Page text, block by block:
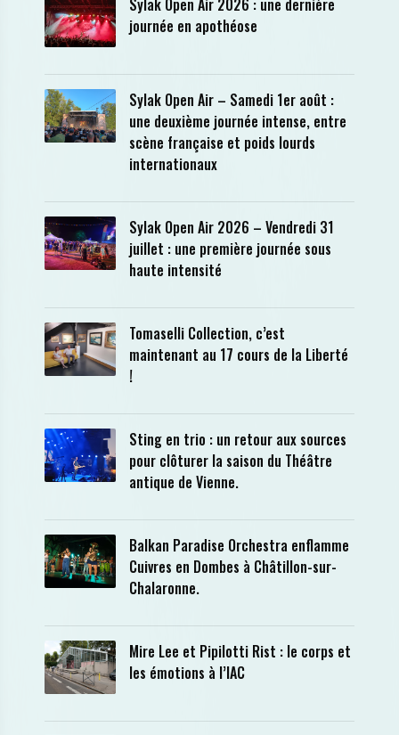
Sylak Open Air 2026 : une dernière
journée en apothéose
Sylak Open Air – Samedi 1er août :
une deuxième journée intense, entre
scène française et poids lourds
internationaux
Sylak Open Air 2026 – Vendredi 31
juillet : une première journée sous
haute intensité
Tomaselli Collection, c’est
maintenant au 17 cours de la Liberté
!
Sting en trio : un retour aux sources
pour clôturer la saison du Théâtre
antique de Vienne.
Balkan Paradise Orchestra enflamme
Cuivres en Dombes à Châtillon-sur-
Chalaronne.
Mire Lee et Pipilotti Rist : le corps et
les émotions à l’IAC